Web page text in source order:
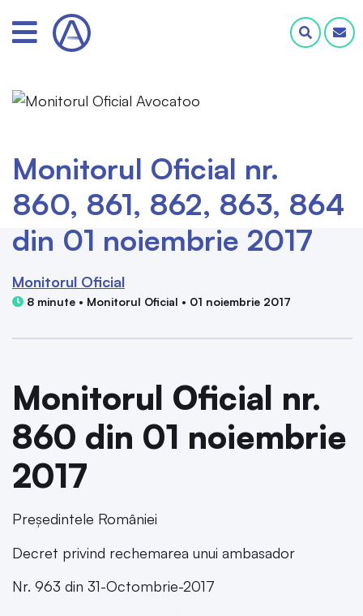
Monitorul Oficial nr.
860, 861, 862, 863, 864
din 01 noiembrie 2017
Monitorul Oficial
8 minute • Monitorul Oficial • 01 noiembrie 2017
Monitorul Oficial nr.
860 din 01 noiembrie
2017
Președintele României
Decret privind rechemarea unui ambasador
Nr. 963 din 31-Octombrie-2017